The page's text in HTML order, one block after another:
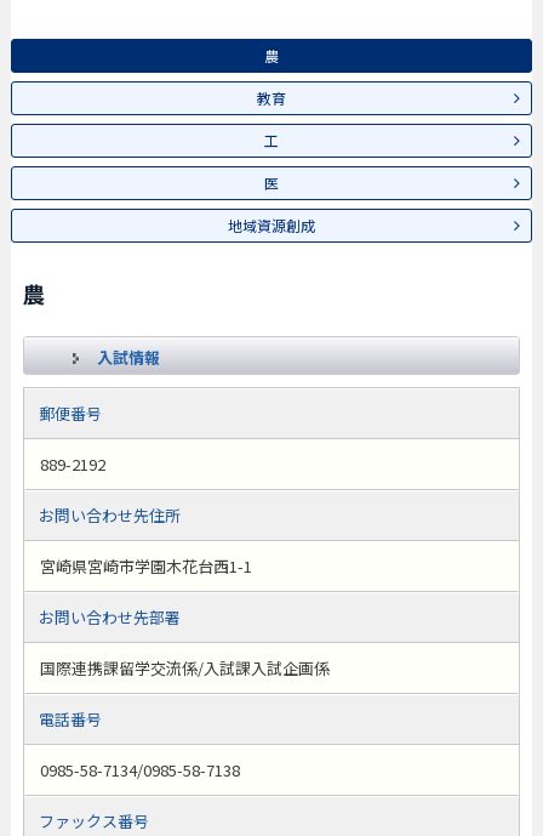
農
教育
工
医
地域資源創成
農
入試情報
郵便番号
889-2192
お問い合わせ先住所
宮崎県宮崎市学園木花台西1-1
お問い合わせ先部署
国際連携課留学交流係/入試課入試企画係
電話番号
0985-58-7134/0985-58-7138
ファックス番号